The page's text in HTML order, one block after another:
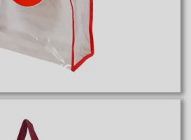
Sacola PVC